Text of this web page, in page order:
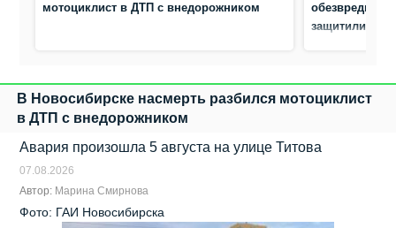
мотоциклист в ДТП с внедорожником
обезвредили
защитили
В Новосибирске насмерть разбился мотоциклист
в ДТП с внедорожником
Авария произошла 5 августа на улице Титова
07.08.2026
Автор: Марина Смирнова
Фото: ГАИ Новосибирска